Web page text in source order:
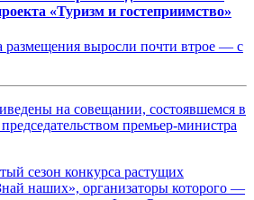
«Туризм и гостеприимство»
размещения выросли почти втрое — с
на совещании, состоявшемся в
премьер-министра